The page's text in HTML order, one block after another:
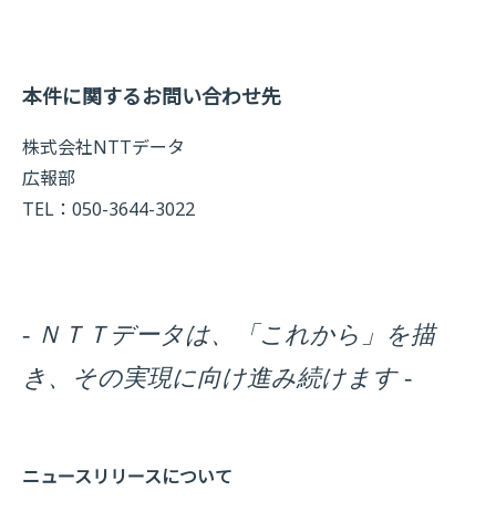
本件に関するお問い合わせ先
株式会社NTTデータ
広報部
TEL：050-3644-3022
- ＮＴＴデータは、「これから」を描
き、その実現に向け進み続けます -
ニュースリリースについて